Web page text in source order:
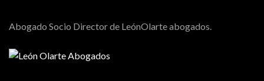
Abogado Socio Director de LeónOlarte abogados.